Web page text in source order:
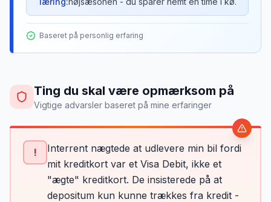
Baseret på personlig erfaring
Ting du skal være opmærksom på
Vigtige advarsler baseret på mine erfaringer
!
Interrent nægtede at udlevere min bil fordi
mit kreditkort var et Visa Debit, ikke et
"ægte" kreditkort. De insisterede på at
depositum kun kunne trækkes fra kredit -